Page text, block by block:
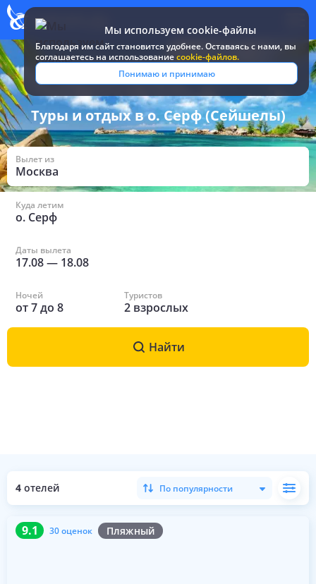
Мы используем cookie-файлы
Благодаря им сайт становится удобнее. Оставаясь c нами, вы
соглашаетесь на использованиеcookie-файлов.
Понимаю и принимаю
Все туры и путевки / Сейшелы / в о. Серф
Туры и отдых в о. Серф (Сейшелы)
Вылет из
Москва
Куда летим
о. Серф
Даты вылета
17.08— 18.08
Ночей
от7до 8
Туристов
2 взрослых
Найти
4 отелей По популярности
9.1 30 оценок Пляжный
9.1 30 оценок